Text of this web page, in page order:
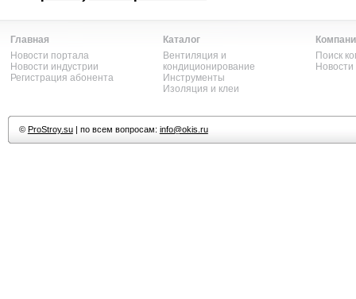
Главная
Новости портала
Новости индустрии
Регистрация абонента
Каталог
Вентиляция и
кондиционирование
Инструменты
Изоляция и клеи
Поиск
© ProStroy.su| по всем вопросам: info@okis.ru